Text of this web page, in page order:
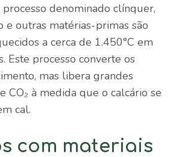
denominado clínquer,
e outras matérias-primas são
a cerca de 1.450°C em
Este processo converte os
mas libera grandes
CO₂ à medida que o calcário se
cal.
com materiais